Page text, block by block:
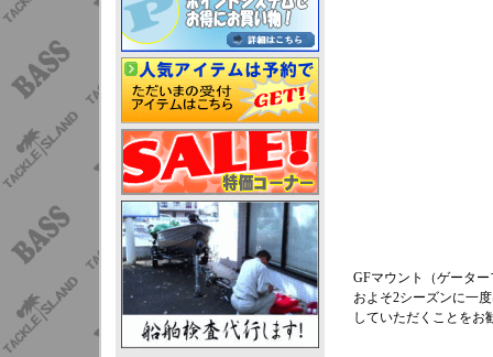
GFマウント（ゲータ
およそ2シーズンに一
していただくことをお